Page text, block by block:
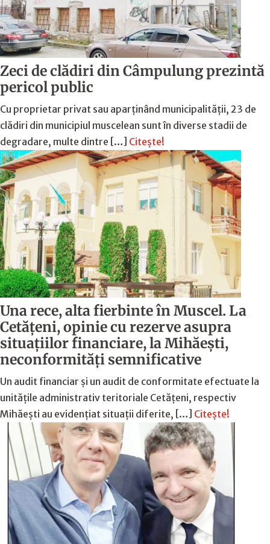
Zeci de clădiri din Câmpulung prezintă
pericol public
Cu proprietar privat sau aparținând municipalității, 23 de
clădiri din municipiul muscelean sunt în diverse stadii de
degradare, multe dintre […] Citește!
Una rece, alta fierbinte în Muscel. La
Cetăţeni, opinie cu rezerve asupra
situaţiilor financiare, la Mihăeşti,
neconformităţi semnificative
Un audit financiar și un audit de conformitate efectuate la
unitățile administrativ teritoriale Cetățeni, respectiv
Mihăești au evidențiat situații diferite, […] Citește!